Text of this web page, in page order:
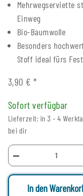
Mehrwegserviette
Einweg
Bio-Baumwolle
Besonders
Stoff ideal fürs Fest
3,90 €*
Sofort verfügbar
Lieferzeit: in 3 - 4
bei dir
In den